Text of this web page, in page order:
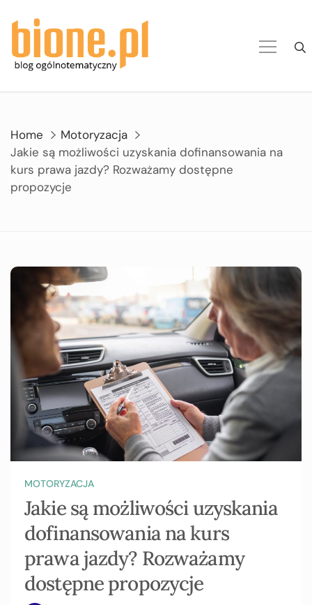
Home
Motoryzacja
Jakie są możliwości uzyskania dofinansowania na
kurs prawa jazdy? Rozważamy dostępne
propozycje
MOTORYZACJA
Jakie są możliwości uzyskania
dofinansowania na kurs
prawa jazdy? Rozważamy
dostępne propozycje